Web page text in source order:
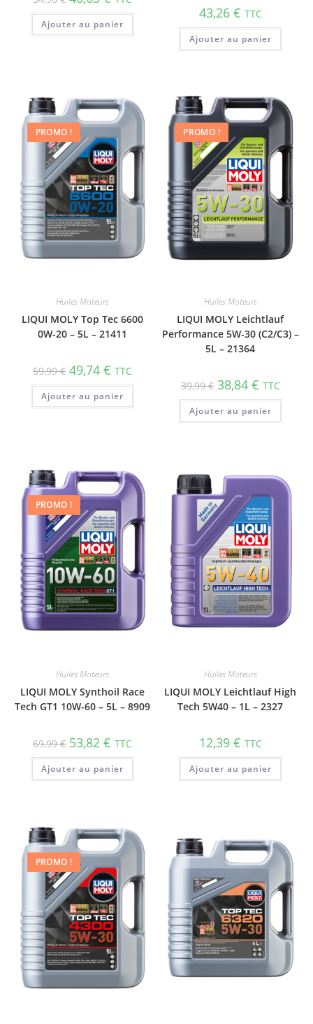
Ajouter au panier
43,26 € TTC
Ajouter au panier
PROMO !
Huiles Moteurs
LIQUI MOLY Top Tec 6600
0W-20 – 5L – 21411
59,99€ 49,74€ TTC
Ajouter au panier
PROMO !
Huiles Moteurs
LIQUI MOLY Leichtlauf
Performance 5W-30 (C2/C3) –
5L – 21364
39,99€ 38,84 € TTC
Ajouter au panier
PROMO !
Huiles Moteurs
LIQUI MOLY Synthoil Race
Tech GT1 10W-60 – 5L – 8909
69,99€ 53,82€ TTC
Ajouter au panier
Huiles Moteurs
LIQUI MOLY Leichtlauf High
Tech 5W40 – 1L – 2327
12,39 € TTC
Ajouter au panier
PROMO !